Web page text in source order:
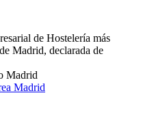
de Hostelería más
Madrid, declarada de